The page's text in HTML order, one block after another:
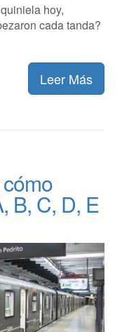
hoy,
cada tanda?
Leer Más
B, C, D, E